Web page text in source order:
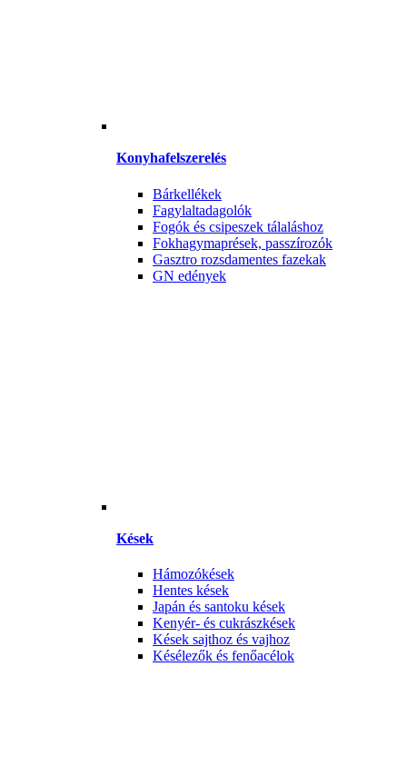
Konyhafelszerelés
Bárkellékek
Fagylaltadagolók
Fogók és csipeszek tálaláshoz
Fokhagymaprések, passzírozók
Gasztro rozsdamentes fazekak
GN edények
Kések
Hámozókések
Hentes kések
Japán és santoku kések
Kenyér- és cukrászkések
Kések sajthoz és vajhoz
Késélezők és fenőacélok